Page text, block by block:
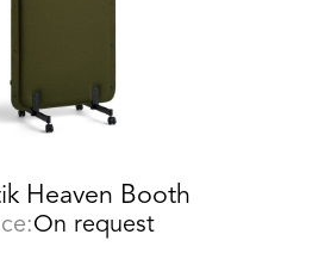
Heaven Booth
On request